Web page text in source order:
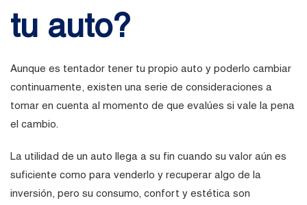
tu auto?
Aunque es tentador tener tu propio auto y poderlo cambiar
continuamente, existen una serie de consideraciones a
tomar en cuenta al momento de que evalúes si vale la pena
el cambio.
La utilidad de un auto llega a su fin cuando su valor aún es
suficiente como para venderlo y recuperar algo de la
inversión, pero su consumo, confort y estética son